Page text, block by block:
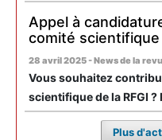
Appel à
comité scientifique
28 avril 2025 - News de la
Vous souhaitez
scientifique de la RFGI
Plus